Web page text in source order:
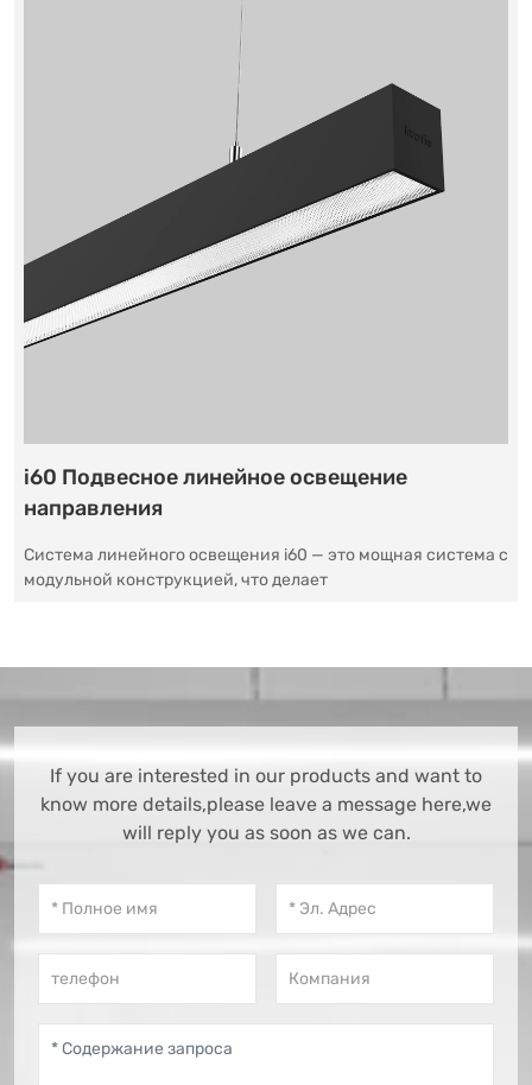
i60 Подвесное линейное освещение
направления
Система линейного освещения i60 — это мощная система с
модульной конструкцией, что делает
If you are interested in our products and want to
know more details,please leave a message here,we
will reply you as soon as we can.